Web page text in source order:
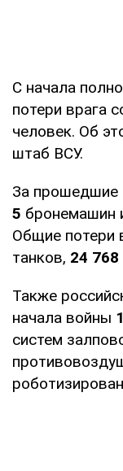
С начала
потери врага
человек. Об
штаб ВСУ.
За прошедшие
5 бронемашин
Общие потери
танков, 24 768
Также
начала войны
систем